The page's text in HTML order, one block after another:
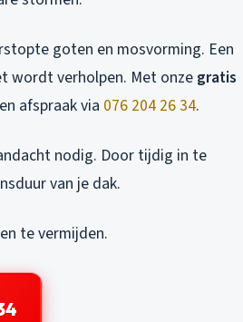
goten en mosvorming. Een
wordt verholpen. Met onze gratis
afspraak via 076 204 26 34.
nodig. Door tijdig in te
van je dak.
te vermijden.